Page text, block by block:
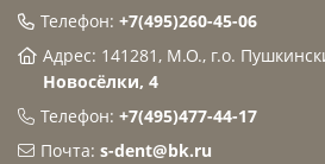
Телефон: +7(495)260-45-06
Адрес: 141281, М.О., г.о.
Новосёлки, 4
Телефон: +7(495)477-44-17
Почта: s-dent@bk.ru